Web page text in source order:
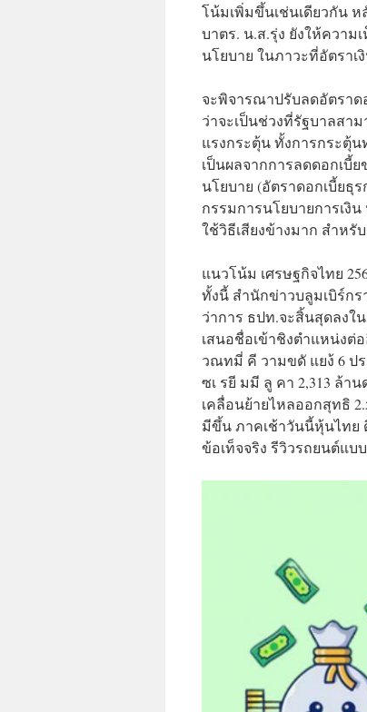
โน้มเพิ่มขึ้นเช่นเดียวกัน ห
บาตร. น.ส.รุ่ง ยังให้ความ
นโยบาย ในภาวะที่อัตราเ
จะพิจารณาปรับลดอัตราด
ว่าจะเป็นช่วงที่รัฐบาลสา
แรงกระตุ้น ทั้งการกระตุ้
เป็นผลจากการลดดอกเบี้
นโยบาย (อัตราดอกเบี้ย
กรรมการนโยบายการเงิ
ใช้วิธีเสียงข้างมาก สำห
แนวโน้ม เศรษฐกิจไทย
ทั้งนี้ สำนักข่าวบลูมเบิร์ก
ว่าการ ธปท.จะสิ้นสุดลงใ
เสนอชื่อเข้าชิงตำแหน่งต่
วณทมี่ คี วามขดั แยง้ 6 ปร
ซเ รยี มมี ลู คา 2,313 ล้า
เคลื่อนย้ายไหลออกสุทธิ
มีขึ้น ภาคเช้าวันนี้หุ้นไทย
ข้อเท็จจริง รีวิวรถยนต์แบ